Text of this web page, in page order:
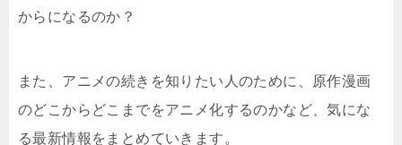
からになるのか？
また、アニメの続きを知りたい人のために、原作漫画
のどこからどこまでをアニメ化するのかなど、気にな
る最新情報をまとめていきます。